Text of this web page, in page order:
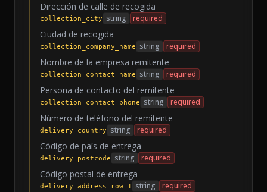
Dirección de calle de recogida
collection_city string required
Ciudad de recogida
collection_company_name string required
Nombre de la empresa remitente
collection_contact_name string required
Persona de contacto del remitente
collection_contact_phone string required
Número de teléfono del remitente
delivery_country string required
Código de país de entrega
delivery_postcode string required
Código postal de entrega
delivery_address_row_1 string required